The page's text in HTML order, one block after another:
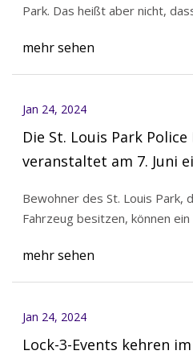
Park. Das heißt aber nicht,
mehr sehen
Jan 24, 2024
Die St. Louis Park
veranstaltet am 7. Juni
Besitzer
Bewohner des St. Louis Park,
Fahrzeug besitzen, können
mehr sehen
Jan 24, 2024
Lock-3-Events kehren